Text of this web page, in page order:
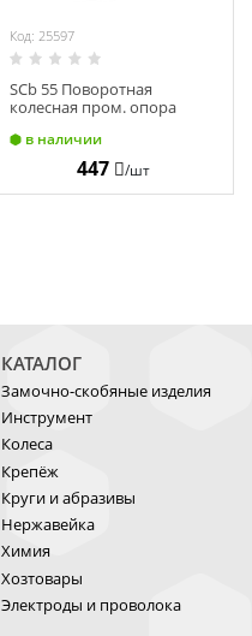
Код: 25597
SСb 55 Поворотная
колесная пром. опора
125 мм 100 кг
в наличии
447 /шт
КАТАЛОГ
Замочно-скобяные изделия
Инструмент
Колеса
Крепёж
Круги и абразивы
Нержавейка
Химия
Хозтовары
Электроды и проволока